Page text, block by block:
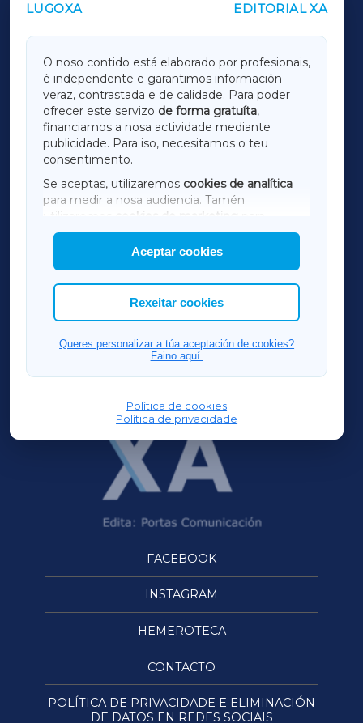
LUGOXA EDITORIAL XA
O noso contido está elaborado por profesionais,
é independente e garantimos información
veraz, contrastada e de calidade. Para poder
ofrecer este servizo de forma gratuíta,
financiamos a nosa actividade mediante
publicidade. Para iso, necesitamos o teu
consentimento.
Se aceptas, utilizaremos cookies de analítica
para medir a nosa audiencia. Tamén
utilizaremos
cookies de marketing
mostrar publicidade de terceiros.
Así mesmo, podes personalizar a elección das
cookies que desexas permitir.
Aceptar cookies
Rexeitar cookies
Queres personalizar a túa aceptación de cookies?
Faino aquí.
Política de cookies
Política de privacidade
OUTROS PERIÓDICOS
LUGOXA
TERRACHAXA
AMARIÑAXA
RIBEIRASACRAXA
ACORUÑAXA
FERROLXA
OURENSEXA
FACEBOOK
INSTAGRAM
HEMEROTECA
CONTACTO
POLÍTICA DE PRIVACIDADE E ELIMINACIÓN
DE DATOS EN REDES SOCIAIS